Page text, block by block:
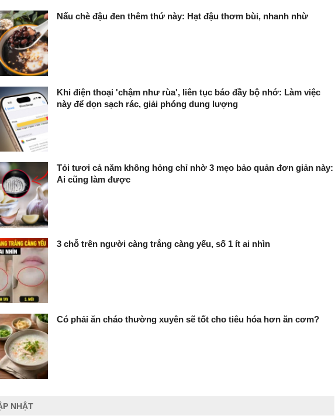
Nấu chè đậu đen thêm thứ này: Hạt đậu thơm bùi, nhanh nhừ
Khi điện thoại 'chậm như rùa', liên tục báo đầy bộ nhớ: Làm việc
này để dọn sạch rác, giải phóng dung lượng
Tỏi tươi cả năm không hỏng chỉ nhờ 3 mẹo bảo quản đơn giản này:
Ai cũng làm được
3 chỗ trên người càng trắng càng yếu, số 1 ít ai nhìn
Có phải ăn cháo thường xuyên sẽ tốt cho tiêu hóa hơn ăn cơm?
NHẬT